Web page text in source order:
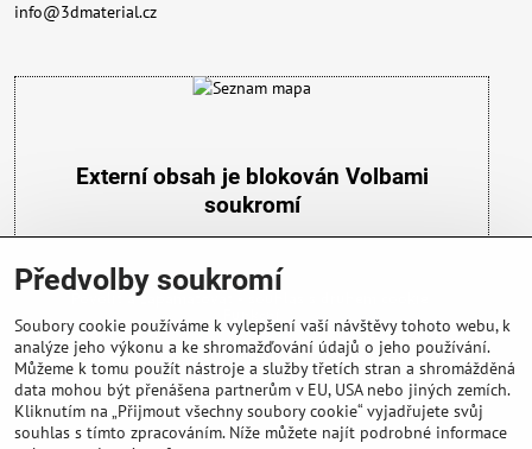
info@3dmaterial.cz
Externí obsah je blokován Volbami
soukromí
Přejete si načíst externí obsah?
Povolit a zapamatovat - souhlas s druhem cookie:
Funkční
Předvolby soukromí
Soubory cookie používáme k vylepšení vaší návštěvy tohoto webu, k
analýze jeho výkonu a ke shromažďování údajů o jeho používání.
Můžeme k tomu použít nástroje a služby třetích stran a shromážděná
data mohou být přenášena partnerům v EU, USA nebo jiných zemích.
Kliknutím na „Přijmout všechny soubory cookie“ vyjadřujete svůj
souhlas s tímto zpracováním. Níže můžete najít podrobné informace